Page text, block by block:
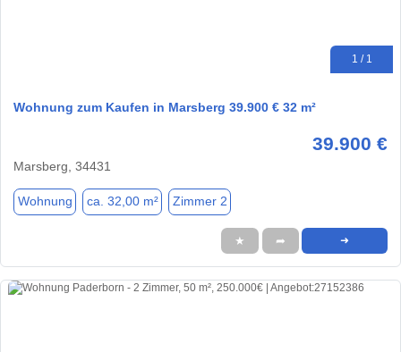
1 / 1
Wohnung zum Kaufen in Marsberg 39.900 € 32 m²
39.900 €
Marsberg, 34431
Wohnung ca. 32,00 m² Zimmer 2
★ ➦ ➜